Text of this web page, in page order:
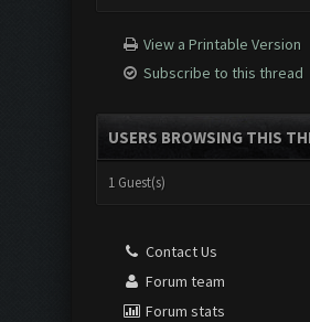
View a Printable Version
Subscribe to this thread
USERS BROWSING THIS
1 Guest(s)
Contact Us
Forum team
Forum stats